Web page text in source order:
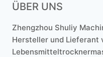
ÜBER UNS
Zhengzhou Shuliy
Hersteller und Lieferant